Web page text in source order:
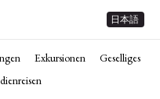
日本語
Exkursionen
Geselliges